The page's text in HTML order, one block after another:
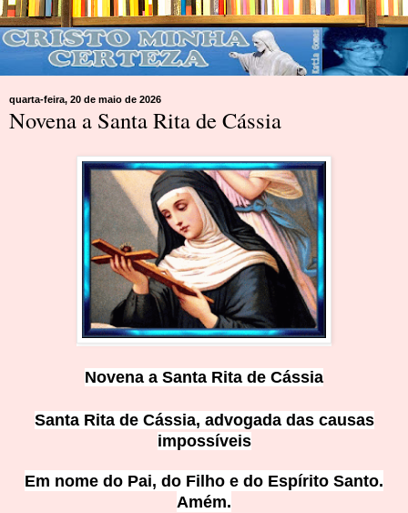
quarta-feira, 20 de maio de 2026
Novena a Santa Rita de Cássia
Novena a Santa Rita de Cássia
Santa Rita de Cássia, advogada das causas
impossíveis
Em nome do Pai, do Filho e do Espírito Santo.
Amém.